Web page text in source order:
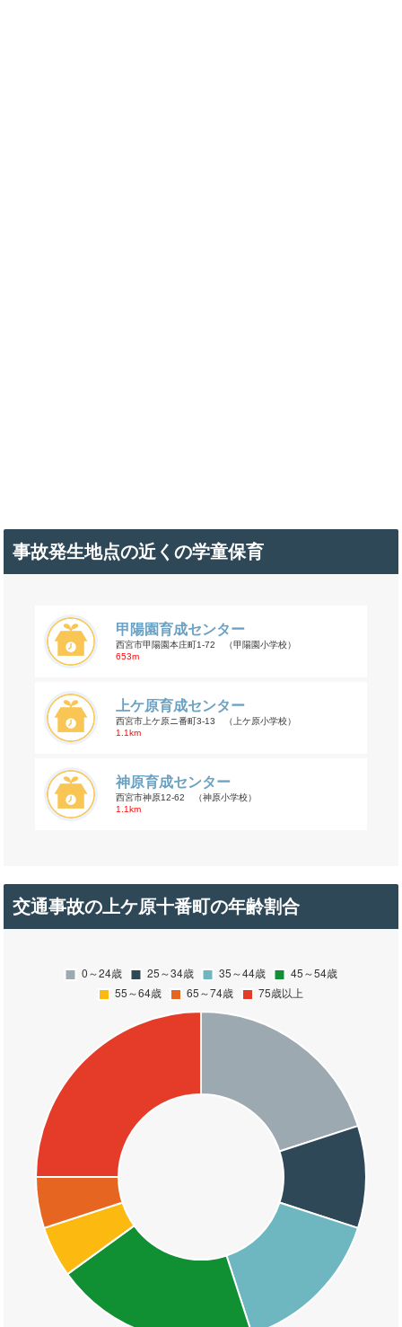
事故発生地点の近くの学童保育
甲陽園育成センター
西宮市甲陽園本庄町1-72 （甲陽園小学校）
653m
上ケ原育成センター
西宮市上ケ原ニ番町3-13 （上ケ原小学校）
1.1km
神原育成センター
西宮市神原12-62 （神原小学校）
1.1km
交通事故の上ケ原十番町の年齢割合